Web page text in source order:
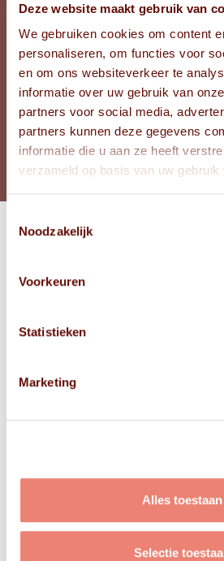
Deze website maakt gebruik van
We gebruiken cookies om content
personaliseren, om functies voor
en om ons websiteverkeer te
informatie over uw gebruik van
partners voor social media,
partners kunnen deze gegevens
informatie die u aan ze heeft
verzameld op basis van uw gebruik
Noodzakelijk
Voorkeuren
Statistieken
Marketing
Alles toestaan
Selectie
CONFECTIEMAAT BOVEN
CONFECTIEMAAT ONDER
SCHOENMAAT
CUPMAAT
BEKIJK FOTO'S